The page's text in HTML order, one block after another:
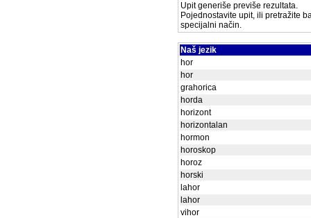
Upit generiše previše rezultata.
Pojednostavite upit, ili pretražite
specijalni način.
Naš jezik
hor
hor
grahorica
horda
horizont
horizontalan
hormon
horoskop
horoz
horski
lahor
lahor
vihor